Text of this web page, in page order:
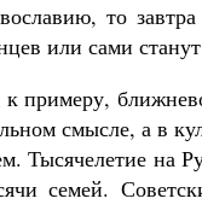
то
или сами
к примеру,
смысле, а в
Тысячелетие на
семей.